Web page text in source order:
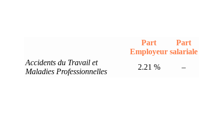
Part
Employeur
Part
salariale
Accidents du Travail et
Maladies Professionnelles
2.21 % –